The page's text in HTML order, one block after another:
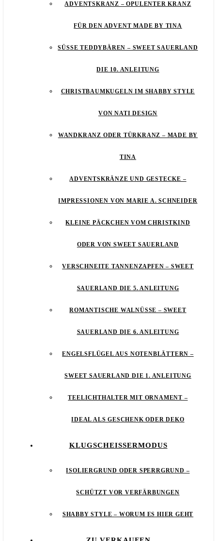
ADVENTSKRANZ – OPULENTER KRANZ
FÜR DEN ADVENT MADE BY TINA
SÜSSE TEDDYBÄREN – SWEET SAUERLAND D
IE 10. ANLEITUNG
CHRISTBAUMKUGELN IM SHABBY STYLE
VON NATI DESIGN
WANDKRANZ ODER TÜRKRANZ – MADE BY
TINA
ADVENTSKRÄNZE UND GESTECKE –
IMPRESSIONEN VON MARIE A. SCHNEIDER
KLEINE PÄCKCHEN VOM CHRISTKIND
ODER VON SWEET SAUERLAND
VERSCHNEITE TANNENZAPFEN – SWEET
SAUERLAND DIE 5. ANLEITUNG
ROMANTISCHE WALNÜSSE – SWEET
SAUERLAND DIE 6. ANLEITUNG
ENGELSFLÜGEL AUS NOTENBLÄTTERN –
SWEET SAUERLAND DIE 1. ANLEITUNG
TEELICHTHALTER MIT ORNAMENT –
IDEAL ALS GESCHENK ODER DEKO
KLUGSCHEISSERMODUS
ISOLIERGRUND ODER SPERRGRUND –
SCHÜTZT VOR VERFÄRBUNGEN
SHABBY STYLE – WORUM ES HIER GEHT